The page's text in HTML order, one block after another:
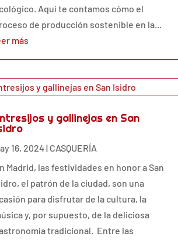
Aquí te contamos cómo el
de producción sostenible en la...
más
y gallinejas en San
16, 2024| CASQUERÍA
Madrid, las festividades en honor a San
el patrón de la ciudad, son una
para disfrutar de la cultura, la
y, por supuesto, de la deliciosa
tradicional. Entre las